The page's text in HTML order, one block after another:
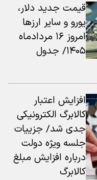
قیمت جدید دلار،
یورو و سایر ارزها
امروز ۱۶ مردادماه
۱۴۰۵/ جدول
افزایش اعتبار
کالابرگ الکترونیکی
جدی شد/ جزییات
جلسه ویژه دولت
درباره افزایش مبلغ
کالابرگ